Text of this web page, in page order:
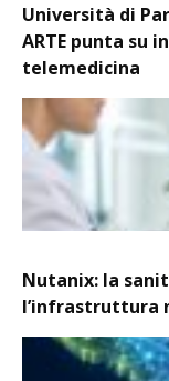
Università di
ARTE punta su
telemedicina
Nutanix: la
l’infrastruttura